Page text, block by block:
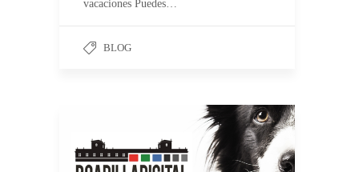
vacaciones Puedes…
BLOG